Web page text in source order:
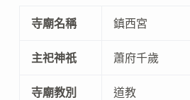
寺廟名稱 鎮西宮
主祀神祇 蕭府千歲
寺廟教別 道教